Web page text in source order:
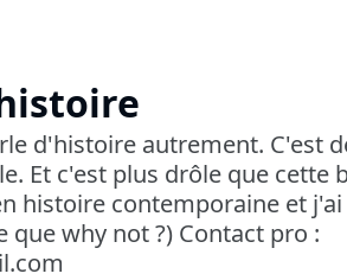
d'histoire autrement. C'est
Et c'est plus drôle que cette
histoire contemporaine et
que why not ?) Contact pro :